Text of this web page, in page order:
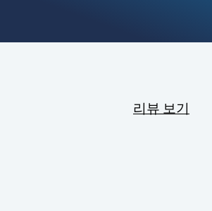
리뷰 보기